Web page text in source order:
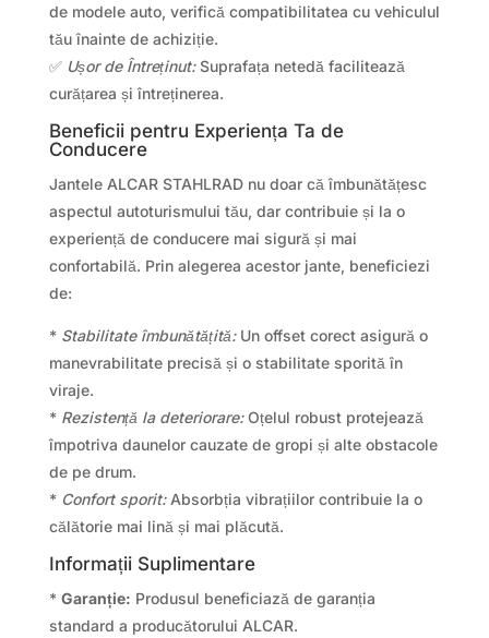
de modele auto, verifică compatibilitatea cu vehiculul
tău înainte de achiziție.
✅ Ușor de Întreținut:Suprafața netedă facilitează
curățarea și întreținerea.
Beneficii pentru Experiența Ta de
Conducere
Jantele ALCAR STAHLRAD nu doar că îmbunătățesc
aspectul autoturismului tău, dar contribuie și la o
experiență de conducere mai sigură și mai
confortabilă. Prin alegerea acestor jante, beneficiezi
de:
* Stabilitate îmbunătățită:Un offset corect asigură o
manevrabilitate precisă și o stabilitate sporită în
viraje.
* Rezistență la deteriorare:Oțelul robust protejează
împotriva daunelor cauzate de gropi și alte obstacole
de pe drum.
* Confort sporit:Absorbția vibrațiilor contribuie la o
călătorie mai lină și mai plăcută.
Informații Suplimentare
* Garanție: Produsul beneficiază de garanția
standard a producătorului ALCAR.